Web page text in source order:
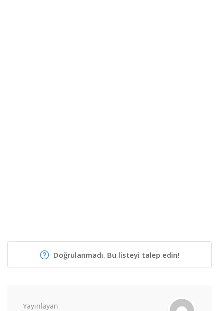
Doğrulanmadı. Bu listeyi talep edin!
Yayınlayan